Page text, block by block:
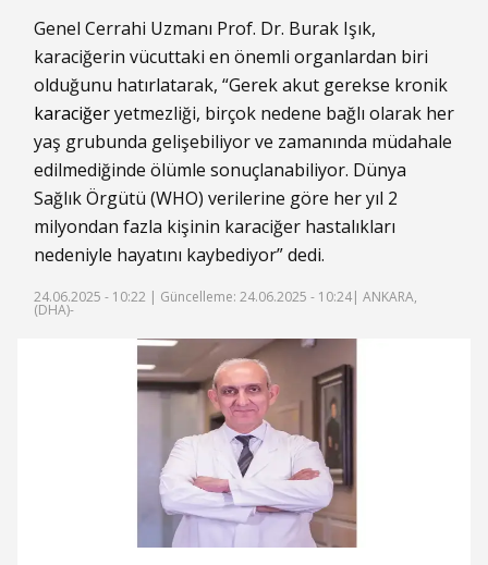
Genel Cerrahi Uzmanı Prof. Dr. Burak Işık,
karaciğerin vücuttaki en önemli organlardan biri
olduğunu hatırlatarak, “Gerek akut gerekse kronik
karaciğeryetmezliği, birçok nedene bağlı olarak her
yaş grubunda gelişebiliyor ve zamanında müdahale
edilmediğinde ölümle sonuçlanabiliyor. Dünya
Sağlık Örgütü (WHO) verilerine göre her yıl 2
milyondan fazla kişinin karaciğer hastalıkları
nedeniyle hayatını kaybediyor” dedi.
24.06.2025 - 10:22 | Güncelleme: 24.06.2025 - 10:24| ANKARA,
(DHA)-